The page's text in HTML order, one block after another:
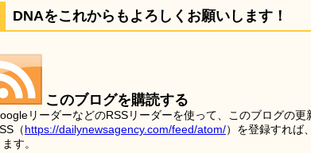
DNAをこれからもよろしくお願いします！
このブログを購読する
リーダーなどのRSSリーダーを使って、このブログの
（https://dailynewsagency.com/feed/atom/）を登録すれば
ます。